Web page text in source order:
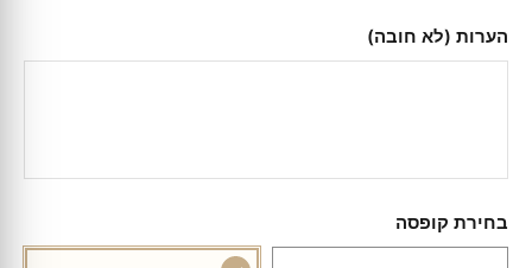
הערות (לא חובה)
בחירת קופסה